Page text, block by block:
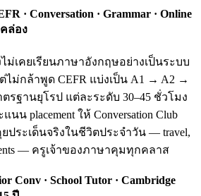
· Conversation · Grammar · Online
ล่อง
เคยเรียนภาษาอังกฤษอย่างเป็นระบบ
ม่กล้าพูด CEFR แบ่งเป็น A1 → A2 →
รฐานยุโรป แต่ละระดับ 30–45 ชั่วโมง
น placement ให้ Conversation Club
ประเด็นจริงในชีวิตประจำวัน — travel,
— ครูเจ้าของภาษาคุมทุกคลาส
Conv · School Tutor · Cambridge